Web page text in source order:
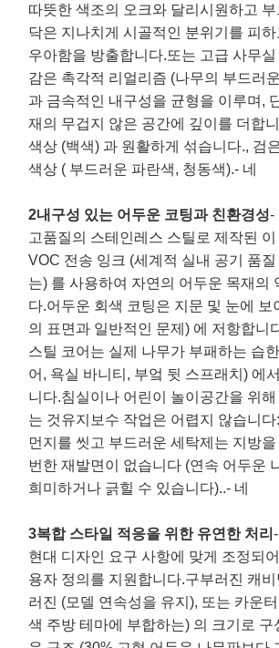
따뜻한 색조의 오크와 달리시원하고
닥은 지나치게 시골적인 분위기를 피
우아함을 방출합니다.또는 고급 사무
감은 촉각적 리얼리즘 (나무의 부드러
과 금속적인 내구성을 균형을 이루며,
재의 무겁지 않은 공간에 깊이를 더합
색상 (백색) 과 원활하게 섞습니다., 검
색상 ( 부드러운 파란색, 청동색).- 네
2내구성 있는 어두운 코팅과 친환경성-
고품질의 스테인레스 스틸로 제작된
VOC 전송 잉크 (세계적 실내 공기 품
는) 를 사용하여 자연의 어두운 목재의
다.어두운 회색 코팅은 지문 및 눈에 보
의 표면과 일반적인 문제) 에 저항합니
스틸 코어는 실제 나무가 부패하는 습
어, 욕실 바니티, 부엌 뒷 스프래치) 에
니다.침실이나 어린이 놀이공간을 위
는 것유지보수 작업은 어렵지 않습니
먼지를 씻고 부드러운 세탁제는 지방
번한 재발면이 없습니다 (연속 어두운
희미하거나 긁힐 수 있습니다)..- 네
3복합 스타일 적응을 위한 유연한 처리
현대 디자인 요구 사항에 맞게 조정되
용자 정의를 지원합니다.구부러진 캐
러진 (모델 연속성을 유지), 또는 카운
색 주방 테마에 부합하는) 의 크기로 구